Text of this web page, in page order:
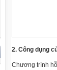
2. Công dụng
Chương trình